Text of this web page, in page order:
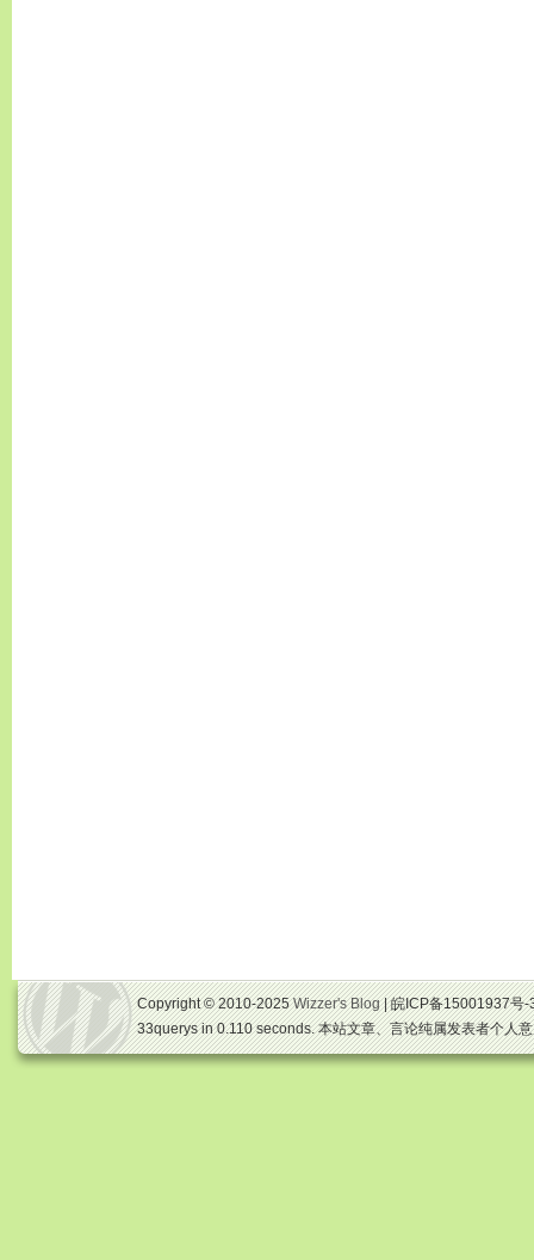
Copyright © 2010-2025Wizzer's Blog| 皖ICP备15001937号
33querys in 0.110 seconds. 本站文章、言论纯属发表者个人